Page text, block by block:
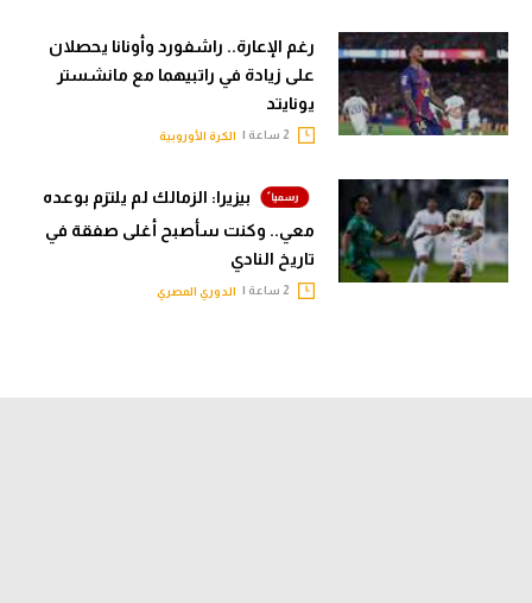
رغم الإعارة.. راشفورد وأونانا يحصلان
على زيادة في راتبيهما مع مانشستر
يونايتد
الكرة الأوروبية
بيزيرا: الزمالك لم يلتزم بوعده
معي.. وكنت سأصبح أغلى صفقة في
تاريخ النادي
الدوري المصري